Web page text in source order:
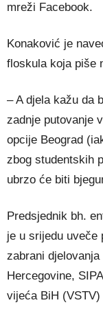
mreži Facebook.
Konaković je
floskula koja piše
– A djela kažu da
zadnje putovanje
opcije Beograd
zbog studentskih
ubrzo će biti
Predsjednik bh.
je u srijedu uveče
zabrani
Hercegovine,
vijeća BiH